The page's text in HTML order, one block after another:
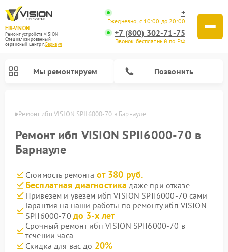
FIX-VISION
Ремонт устройств VISION
Специализированный
cервисный центр г.Барнаул
+
Ежедневно, с 10:00 до 20:00
+7 (800) 302-71-75
Звонок бесплатный по РФ
Мы ремонтируем Позвонить
Ремонт ибп VISION SPII6000-70 в Барнауле
Ремонт ибп VISION SPII6000-70 в
Барнауле
Стоимость ремонта от 380 руб.
Бесплатная диагностика даже при отказе
Привезем и увезем ибп VISION SPII6000-70 сами
Гарантия на наши работы по ремонту ибп VISION
SPII6000-70 до 3-х лет
Срочный ремонт ибп VISION SPII6000-70 в
течении часа
Скидка для вас до 20%